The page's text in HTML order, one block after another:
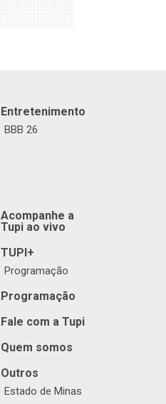
Entretenimento
BBB 26
Acompanhe a
Tupi ao vivo
TUPI+
Programação
Programação
Fale com a Tupi
Quem somos
Outros
Estado de Minas